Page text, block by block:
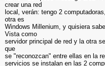
crear una red
local, verán: tengo 2
otra es
Windows Millenium, y quisiera
Vista como
servidor principal de red y la otra
que
se "reconozcan" entre ellas en la
servicios se instalan en las 2